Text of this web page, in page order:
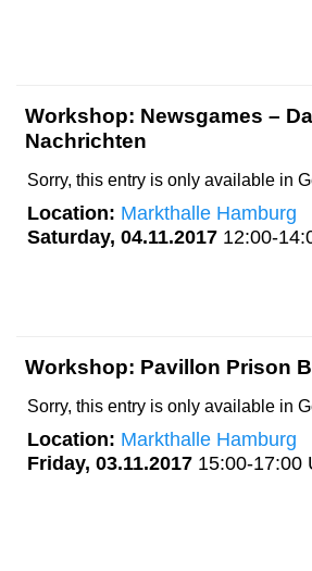
Workshop: Newsgames –
Nachrichten
Sorry, this entry is only available in
Location: Markthalle Hamburg
Saturday, 04.11.2017 12:00-
Workshop: Pavillon Prison
Sorry, this entry is only available in
Location: Markthalle Hamburg
Friday, 03.11.2017 15:00-17:00